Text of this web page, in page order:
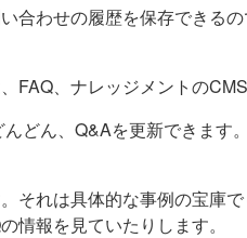
合わせの履歴を保存できる
FAQ、ナレッジメントの
どん、Q&Aを更新できます
それは具体的な事例の宝庫
情報を見ていたりします。